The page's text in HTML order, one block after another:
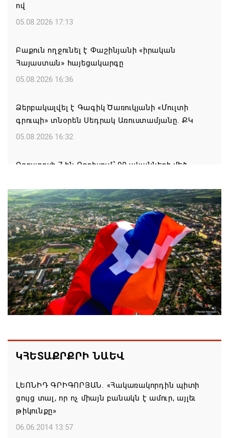
ով
05.08.2026 17:13
Բաքուն ողջունել է Փաշինյանի «իրական
Հայաստան» հայեցակարգը
05.08.2026 16:36
Ձերբակալվել է Գագիկ Ծառուկյանի «Մուլտի
գրուպի» տնօրեն Սեդրակ Առուստամյանը. ՔԿ
05.08.2026 16:32
Օգոստոսի 7-ին Գորիսում՝ 90-ականների մեծ
05.08.2026 15:44
Սպառված իշխանության ախտանիշը
05.08.2026 14:27
Եթե մարզային այցի ժամանակ հայտնվում ենք
այլ երկրի տարածքում, մեղավորը դուք եք․
պատգամավորը՝ ՔՊ-ականին
05.08.2026 12:08
արդյունքները. ՀՀ բուհերում այս տարի կսովորի
10958 առաջին կուրսեցի
ԱՄՆ-ն կրկնապատկել է TRIPP նախագծի
դոլարի
ԿՀԵՏԱՔՐՔՐԻ ՆԱԵՎ
ԼԵՈՆԻԴ ԳՐԻԳՈՐՅԱՆ. «Հակառակորդին պիտի
ցույց տալ, որ ոչ միայն բանակն է ամուր, այլեւ
թիկունքը»
06.06.2014 13:57